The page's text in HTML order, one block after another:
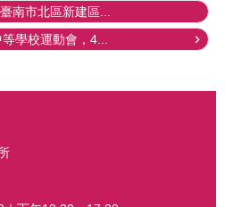
南市北區新建區...
學校運動會，4...